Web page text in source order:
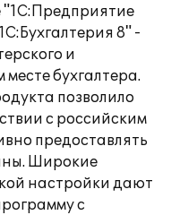
"1С:Предприятие
8" -
и
месте бухгалтера.
позволило
с российским
предоставлять
Широкие
настройки дают
с